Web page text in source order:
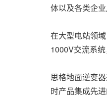
体以及各类企
在大型电站领
1000V交流系
思格地面逆变
时产品集成先